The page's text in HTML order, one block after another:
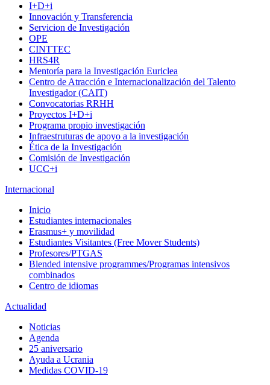
I+D+i
Innovación y Transferencia
Servicion de Investigación
OPE
CINTTEC
HRS4R
Mentoría para la Investigación Euriclea
Centro de Atracción e Internacionalización del Talento
Investigador (CAIT)
Convocatorias RRHH
Proyectos I+D+i
Programa propio investigación
Infraestruturas de apoyo a la investigación
Ética de la Investigación
Comisión de Investigación
UCC+i
Internacional
Inicio
Estudiantes internacionales
Erasmus+ y movilidad
Estudiantes Visitantes (Free Mover Students)
Profesores/PTGAS
Blended intensive programmes/Programas intensivos
combinados
Centro de idiomas
Actualidad
Noticias
Agenda
25 aniversario
Ayuda a Ucrania
Medidas COVID-19